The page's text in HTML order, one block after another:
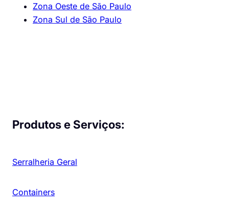
Zona Oeste de São Paulo
Zona Sul de São Paulo
Produtos e Serviços:
Serralheria Geral
Containers